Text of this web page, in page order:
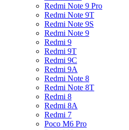
Redmi Note 9 Pro
Redmi Note 9T
Redmi Note 9S
Redmi Note 9
Redmi 9
Redmi 9T
Redmi 9C
Redmi 9A
Redmi Note 8
Redmi Note 8T
Redmi 8
Redmi 8A
Redmi 7
Poco M6 Pro